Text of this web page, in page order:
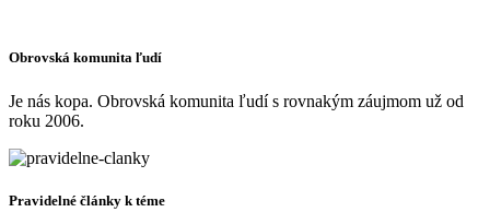
Obrovská komunita ľudí
Je nás kopa. Obrovská komunita ľudí s rovnakým záujmom už od
roku 2006.
Pravidelné články k téme